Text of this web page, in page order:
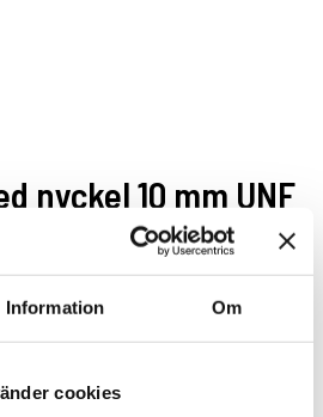
Information Om
cookies
nyckel 10 mm UNF
kr